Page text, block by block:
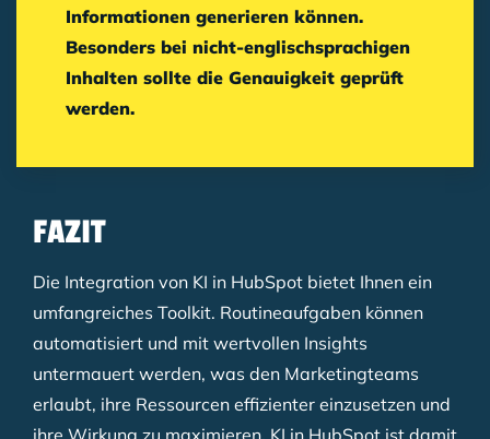
Informationen generieren können.
Besonders bei nicht-englischsprachigen
Inhalten sollte die Genauigkeit geprüft
werden.
FAZIT
Die Integration von KI in HubSpot bietet Ihnen ein
umfangreiches Toolkit. Routineaufgaben können
automatisiert und mit wertvollen Insights
untermauert werden, was den Marketingteams
erlaubt, ihre Ressourcen effizienter einzusetzen und